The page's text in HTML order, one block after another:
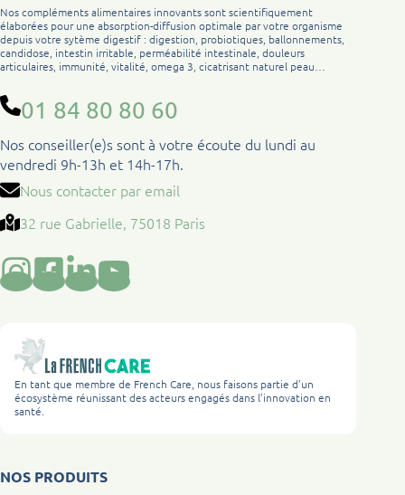
Nos compléments alimentaires innovants sont scientifiquement
élaborées pour une absorption-diffusion optimale par votre organisme
depuis votre sytème digestif : digestion, probiotiques, ballonnements,
candidose, intestin irritable, perméabilité intestinale, douleurs
articulaires, immunité, vitalité, omega 3, cicatrisant naturel peau…
01 84 80 80 60
Nos conseiller(e)s sont à votre écoute du lundi au
vendredi 9h-13h et 14h-17h.
Nous contacter par email
32 rue Gabrielle, 75018 Paris
En tant que membre de French Care, nous faisons partie d’un
écosystème réunissant des acteurs engagés dans l’innovation en
santé.
NOS PRODUITS